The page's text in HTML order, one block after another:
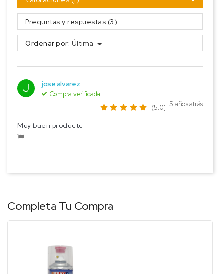
Preguntas y respuestas (3)
Ordenar por: Última
J jose alvarez
Compra verificada
(5.0) 5 años atrás
Muy buen producto
Completa Tu Compra